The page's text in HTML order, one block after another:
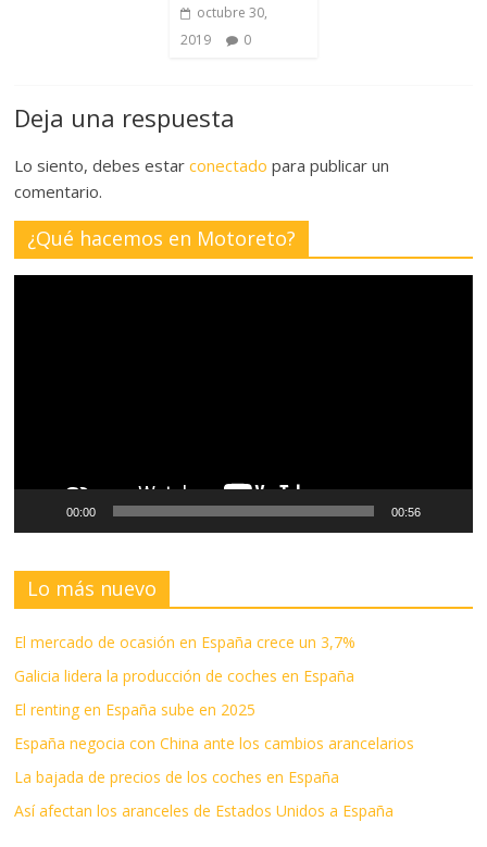
octubre 30,
2019
0
Deja una respuesta
Lo siento, debes estarconectado para publicar un
comentario.
¿Qué hacemos en Motoreto?
00:00 00:56
Lo más nuevo
El mercado de ocasión en España crece un 3,7%
Galicia lidera la producción de coches en España
El renting en España sube en 2025
España negocia con China ante los cambios arancelarios
La bajada de precios de los coches en España
Así afectan los aranceles de Estados Unidos a España